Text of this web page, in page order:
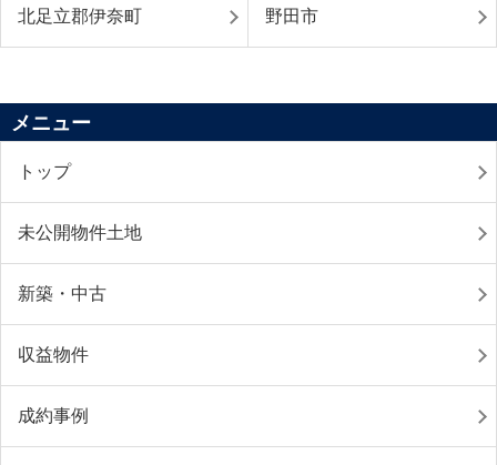
北足立郡伊奈町 野田市
メニュー
トップ
未公開物件土地
新築・中古
収益物件
成約事例